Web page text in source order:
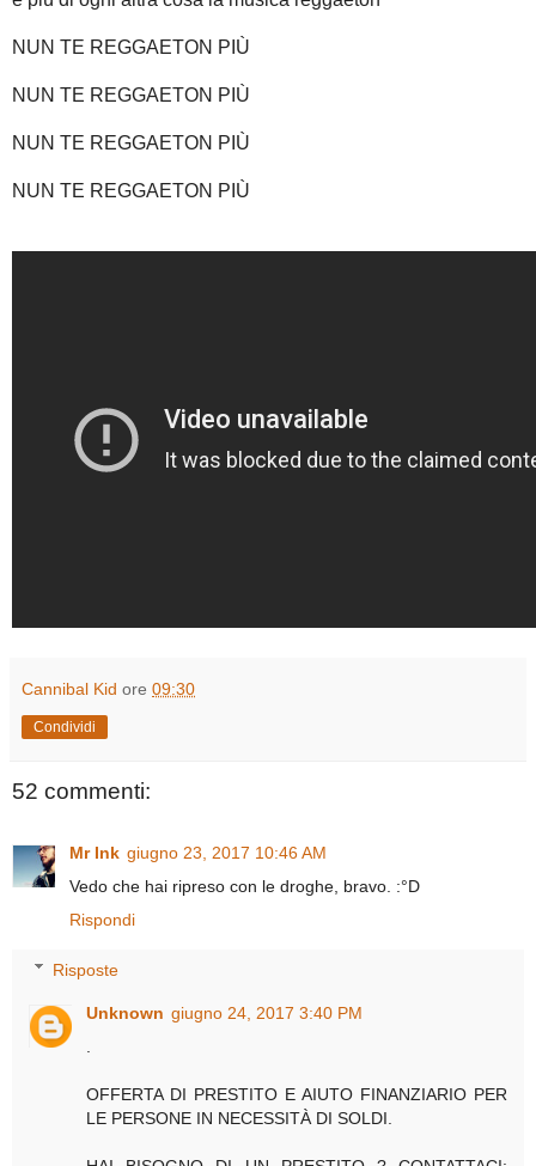
NUN TE REGGAETON PIÙ
NUN TE REGGAETON PIÙ
NUN TE REGGAETON PIÙ
NUN TE REGGAETON PIÙ
Cannibal Kid ore 09:30
Condividi
52 commenti:
Mr Ink giugno 23, 2017 10:46 AM
Vedo che hai ripreso con le droghe, bravo. :°D
Rispondi
Risposte
Unknown giugno 24, 2017 3:40 PM
OFFERTA DI PRESTITO E AIUTO FINANZIARIO PER
LE PERSONE IN NECESSITÀ DI SOLDI.